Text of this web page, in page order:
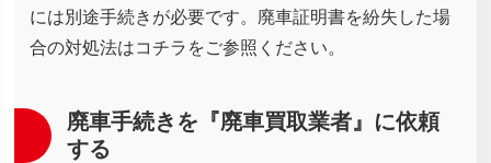
には別途手続きが必要です。廃車証明書を紛失した場
合の対処法はコチラをご参照ください。
廃車手続きを『廃車買取業者』に依頼
する